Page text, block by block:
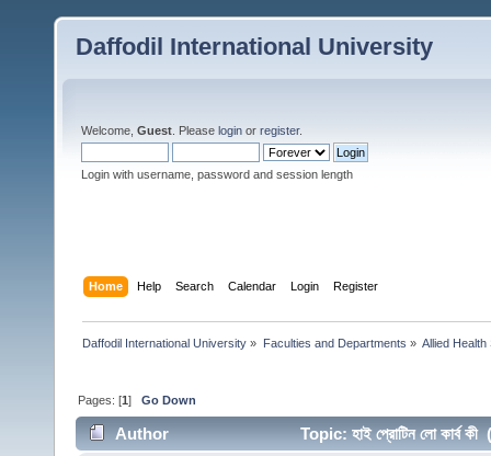
Daffodil International University
Welcome, Guest . Please login or register.
Login with username, password and session length
Home Help Search Calendar Login Register
Daffodil International University » Faculties and Departments » Allied Health
Pages: [1]Go Down
Author Topic: হাই প্রোটিন লো কার্ব